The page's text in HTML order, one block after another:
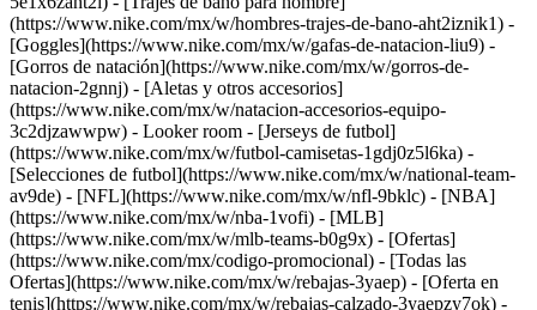
(https://www.nike.com/mx/w/hombres-trajes-de-bano-aht2iznik1) -
[Goggles](https://www.nike.com/mx/w/gafas-de-natacion-liu9) -
[Gorros de natación](https://www.nike.com/mx/w/gorros-de-
natacion-2gnnj) - [Aletas y otros accesorios]
(https://www.nike.com/mx/w/natacion-accesorios-equipo-
3c2djzawwpw) - Looker room - [Jerseys de futbol]
(https://www.nike.com/mx/w/futbol-camisetas-1gdj0z5l6ka) -
[Selecciones de futbol](https://www.nike.com/mx/w/national-team-
av9de) - [NFL](https://www.nike.com/mx/w/nfl-9bklc) - [NBA]
(https://www.nike.com/mx/w/nba-1vofi) - [MLB]
(https://www.nike.com/mx/w/mlb-teams-b0g9x) - [Ofertas]
(https://www.nike.com/mx/codigo-promocional) - [Todas las
Ofertas](https://www.nike.com/mx/w/rebajas-3yaep) - [Oferta en
tenis](https://www.nike.com/mx/w/rebajas-calzado-3yaepzy7ok) -